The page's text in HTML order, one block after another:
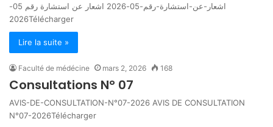
اشعار-عن-استشارة-رقم-05-2026 اشعار عن استشارة رقم 05-
2026Télécharger
Lire la suite »
Faculté de médécine mars 2, 2026 168
Consultations N° 07
AVIS-DE-CONSULTATION-N°07-2026 AVIS DE CONSULTATION
N°07-2026Télécharger